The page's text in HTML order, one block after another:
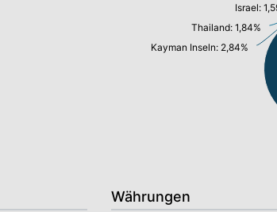
Kayman Inseln: 2,84%
Thailand: 1,84%
Israel:
Währungen